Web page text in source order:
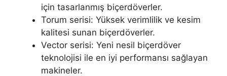
için tasarlanmış biçerdöverler.
Torum serisi: Yüksek verimlilik ve kesim
kalitesi sunan biçerdöverler.
Vector serisi: Yeni nesil biçerdöver
teknolojisi ile en iyi performansı sağlayan
makineler.